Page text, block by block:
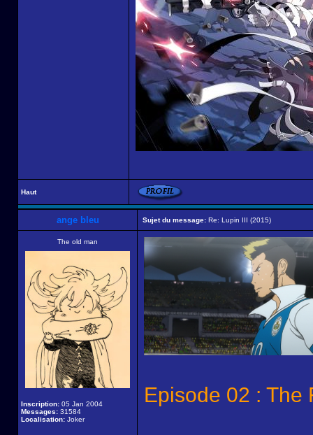
Haut
ange bleu Sujet du message: Re: Lupin III (2015)
The old man
Inscription: 05 Jan 2004
Messages: 31584
Localisation: Joker
Episode 02 : The